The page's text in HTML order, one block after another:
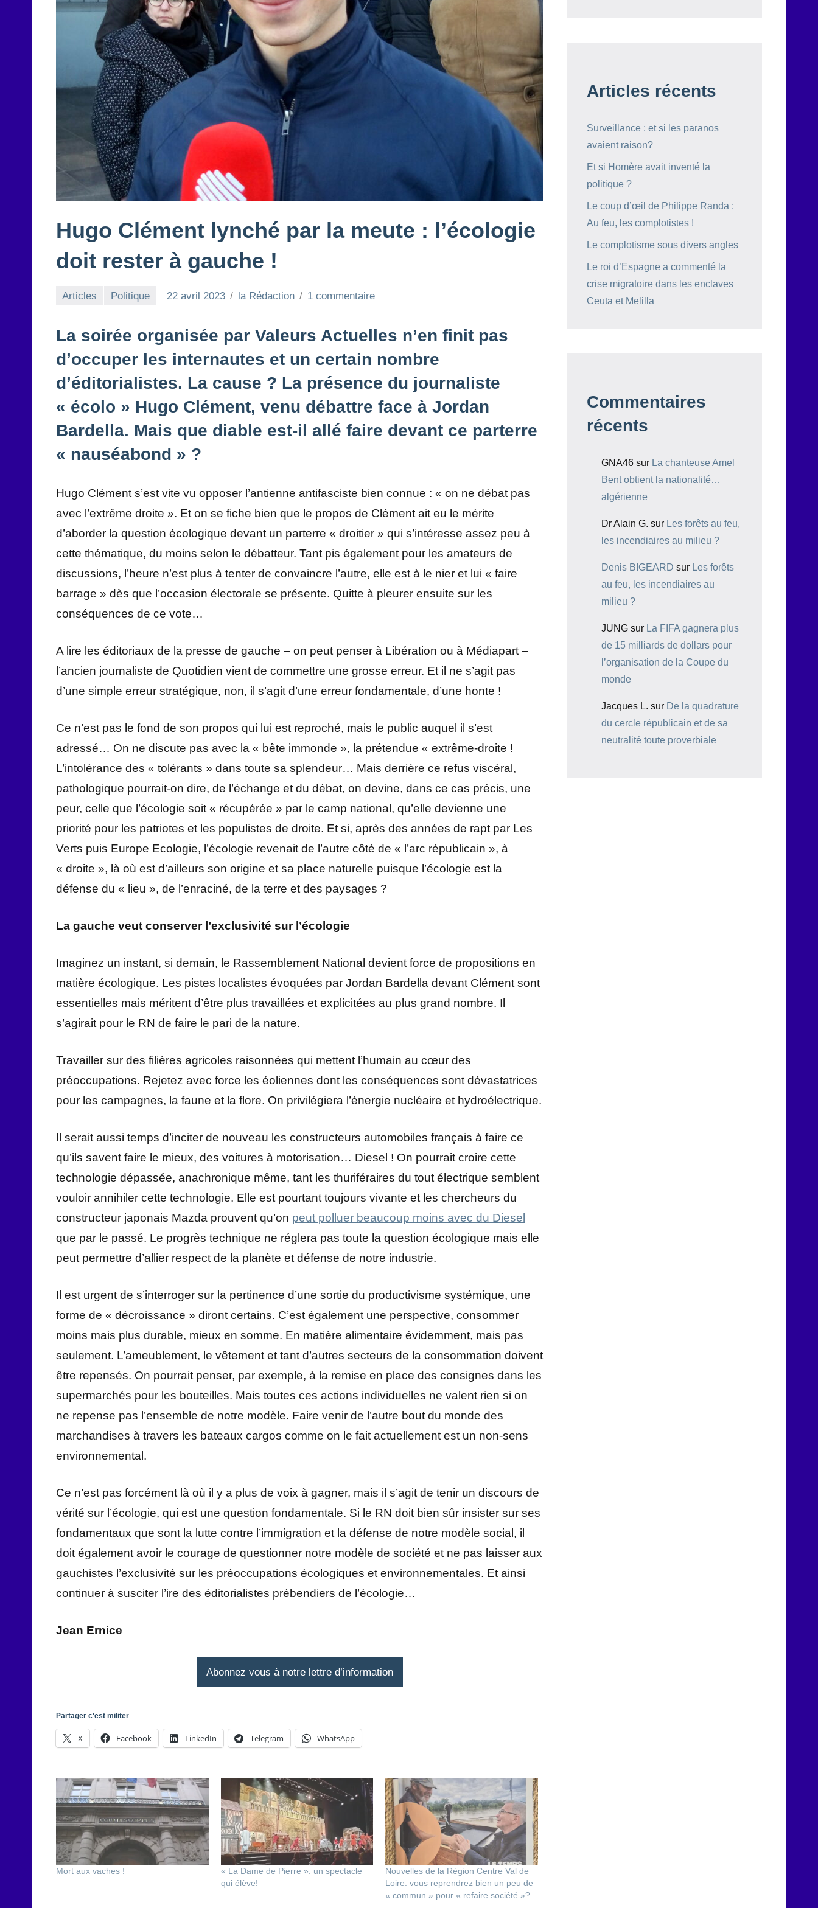
Hugo Clément lynché par la meute : l’écologie
doit rester à gauche !
Articles Politique 22 avril 2023 la Rédaction 1 commentaire
La soirée organisée par Valeurs Actuelles n’en finit pas
d’occuper les internautes et un certain nombre
d’éditorialistes. La cause ? La présence du journaliste
« écolo » Hugo Clément, venu débattre face à Jordan
Bardella. Mais que diable est-il allé faire devant ce parterre
« nauséabond » ?
Hugo Clément s’est vite vu opposer l’antienne antifasciste bien connue : « on ne débat pas
avec l’extrême droite ». Et on se fiche bien que le propos de Clément ait eu le mérite
d’aborder la question écologique devant un parterre « droitier » qui s’intéresse assez peu à
cette thématique, du moins selon le débatteur. Tant pis également pour les amateurs de
discussions, l’heure n’est plus à tenter de convaincre l’autre, elle est à le nier et lui « faire
barrage » dès que l’occasion électorale se présente. Quitte à pleurer ensuite sur les
conséquences de ce vote…
A lire les éditoriaux de la presse de gauche – on peut penser à Libération ou à Médiapart –
l’ancien journaliste de Quotidien vient de commettre une grosse erreur. Et il ne s’agit pas
d’une simple erreur stratégique, non, il s’agit d’une erreur fondamentale, d’une honte !
Ce n’est pas le fond de son propos qui lui est reproché, mais le public auquel il s’est
adressé… On ne discute pas avec la « bête immonde », la prétendue « extrême-droite !
L’intolérance des « tolérants » dans toute sa splendeur… Mais derrière ce refus viscéral,
pathologique pourrait-on dire, de l’échange et du débat, on devine, dans ce cas précis, une
peur, celle que l’écologie soit « récupérée » par le camp national, qu’elle devienne une
priorité pour les patriotes et les populistes de droite. Et si, après des années de rapt par Les
Verts puis Europe Ecologie, l’écologie revenait de l’autre côté de « l’arc républicain », à
« droite », là où est d’ailleurs son origine et sa place naturelle puisque l’écologie est la
défense du « lieu », de l’enraciné, de la terre et des paysages ?
La gauche veut conserver l’exclusivité sur l’écologie
Imaginez un instant, si demain, le Rassemblement National devient force de propositions en
matière écologique. Les pistes localistes évoquées par Jordan Bardella devant Clément sont
essentielles mais méritent d’être plus travaillées et explicitées au plus grand nombre. Il
s’agirait pour le RN de faire le pari de la nature.
Travailler sur des filières agricoles raisonnées qui mettent l’humain au cœur des
préoccupations. Rejetez avec force les éoliennes dont les conséquences sont dévastatrices
pour les campagnes, la faune et la flore. On privilégiera l’énergie nucléaire et hydroélectrique.
Il serait aussi temps d’inciter de nouveau les constructeurs automobiles français à faire ce
qu’ils savent faire le mieux, des voitures à motorisation… Diesel ! On pourrait croire cette
technologie dépassée, anachronique même, tant les thuriféraires du tout électrique semblent
vouloir annihiler cette technologie. Elle est pourtant toujours vivante et les chercheurs du
constructeur japonais Mazda prouvent qu’on peut polluer beaucoup moins avec du Diesel
que par le passé. Le progrès technique ne réglera pas toute la question écologique mais elle
peut permettre d’allier respect de la planète et défense de notre industrie.
Il est urgent de s’interroger sur la pertinence d’une sortie du productivisme systémique, une
forme de « décroissance » diront certains. C’est également une perspective, consommer
moins mais plus durable, mieux en somme. En matière alimentaire évidemment, mais pas
seulement. L’ameublement, le vêtement et tant d’autres secteurs de la consommation doivent
être repensés. On pourrait penser, par exemple, à la remise en place des consignes dans les
supermarchés pour les bouteilles. Mais toutes ces actions individuelles ne valent rien si on
ne repense pas l’ensemble de notre modèle. Faire venir de l’autre bout du monde des
marchandises à travers les bateaux cargos comme on le fait actuellement est un non-sens
environnemental.
Ce n’est pas forcément là où il y a plus de voix à gagner, mais il s’agit de tenir un discours de
vérité sur l’écologie, qui est une question fondamentale. Si le RN doit bien sûr insister sur ses
fondamentaux que sont la lutte contre l’immigration et la défense de notre modèle social, il
doit également avoir le courage de questionner notre modèle de société et ne pas laisser aux
gauchistes l’exclusivité sur les préoccupations écologiques et environnementales. Et ainsi
continuer à susciter l’ire des éditorialistes prébendiers de l’écologie…
Jean Ernice
Abonnez vous à notre lettre d’information
Partager c'est militer
X Facebook LinkedIn Telegram WhatsApp
Mort aux vaches !
« La Dame de Pierre »: un spectacle
qui élève!
Nouvelles de la Région Centre Val de
Loire: vous reprendrez bien un peu de
« commun » pour « refaire société »?
Articles récents
Surveillance : et si les paranos
avaient raison?
Et si Homère avait inventé la
politique ?
Le coup d’œil de Philippe Randa :
Au feu, les complotistes !
Le complotisme sous divers angles
Le roi d’Espagne a commenté la
crise migratoire dans les enclaves
Ceuta et Melilla
Commentaires
récents
GNA46 sur La chanteuse Amel
Bent obtient la nationalité…
algérienne
Dr Alain G. sur Les forêts au feu,
les incendiaires au milieu ?
Denis BIGEARD sur Les forêts
au feu, les incendiaires au
milieu ?
JUNG sur La FIFA gagnera plus
de 15 milliards de dollars pour
l’organisation de la Coupe du
monde
Jacques L. sur De la quadrature
du cercle républicain et de sa
neutralité toute proverbiale